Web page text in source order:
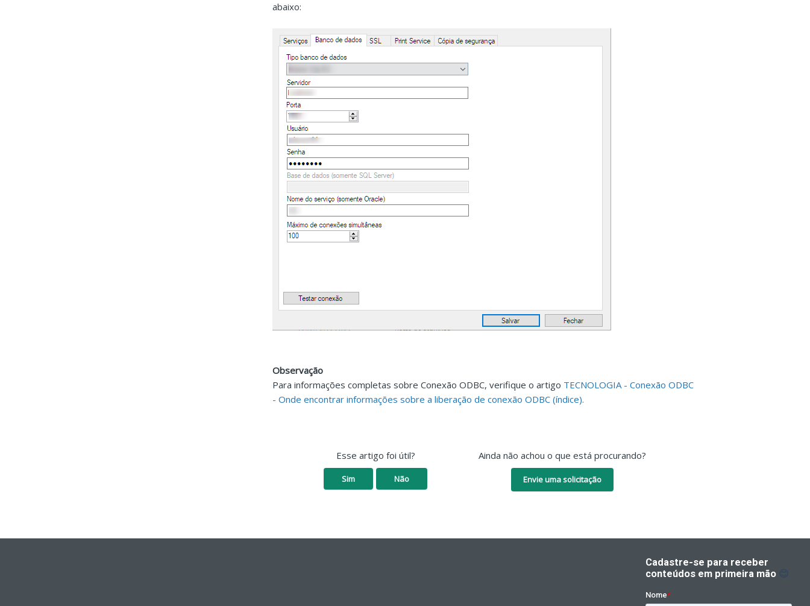
abaixo:
Observação
Para informações completas sobre Conexão ODBC, verifique o artigo TECNOLOGIA - Conexão ODBC
- Onde encontrar informações sobre a liberação de conexão ODBC (índice).
Esse artigo foi útil?
Sim Não
Ainda não achou o que está procurando?
Envie uma solicitação